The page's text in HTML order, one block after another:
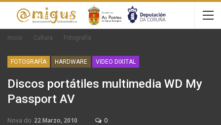
Inicio Cultura Fotografía
FOTOGRAFÍA HARDWARE VIDEO DIXITAL
Discos portátiles multimedia WD My
Passport AV
Nova do 22 Marzo, 2010 0